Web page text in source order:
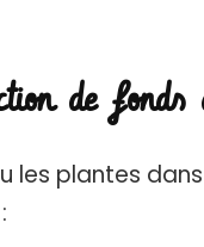
de
les plantes